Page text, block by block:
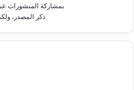
بمشاركة المنشورات
ذكر المصدر،